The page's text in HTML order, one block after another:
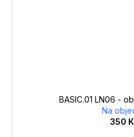
BASIC.01 LN06 -
Na
350